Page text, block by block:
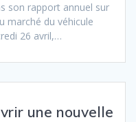
son rapport annuel sur
marché du véhicule
26 avril,…
une nouvelle